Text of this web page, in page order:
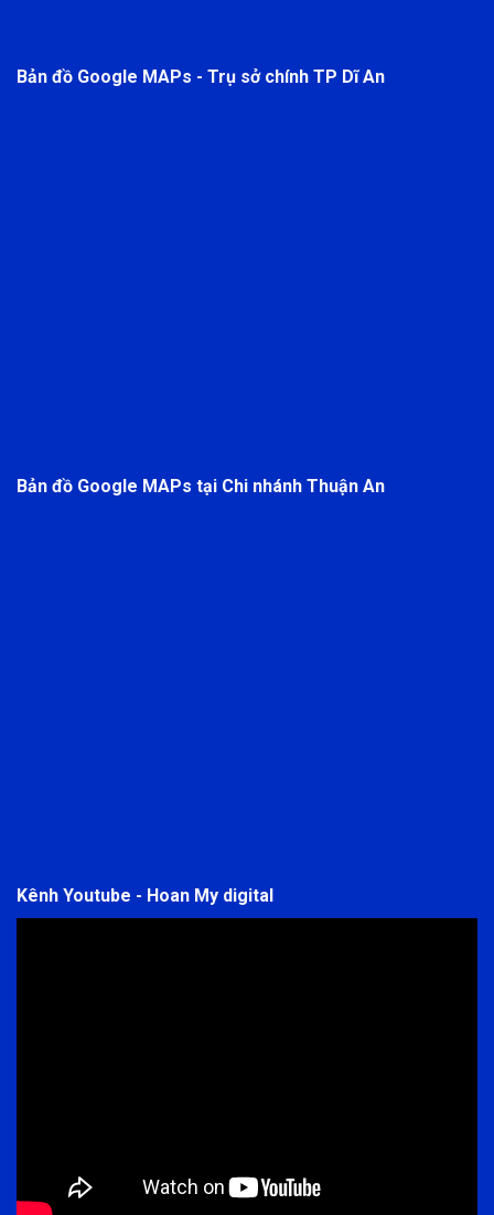
Bản đồ Google MAPs - Trụ sở chính TP Dĩ An
Bản đồ Google MAPs tại Chi nhánh Thuận An
Kênh Youtube - Hoan My digital